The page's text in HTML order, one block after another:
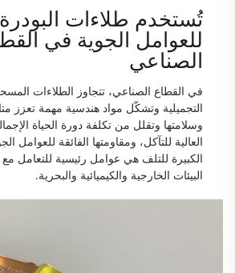
تُستخدم طلاءات
للعوامل الجوية في
الصناعي
في القطاع الصناعي، تتجاوز الطلاءات
التجميلية وتشكّل مواد هندسية مهمة تعزز
وسلامتها وتقلل من تكلفة دورة الحياة
العالية للتآكل، ومقاومتها الفائقة للعوامل
الكبيرة للتلف هي عوامل رئيسية للتعامل مع
البيئات الخارجية والكيميائية والبحرية.